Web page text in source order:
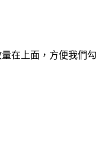
在上面，方便我們勾